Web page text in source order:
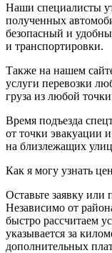
Наши специалисты
полученных
безопасный и
и транспортировки.
Также на нашем
услуги перевозки
груза из любой
Время подъезда
от точки эвакуации
на близлежащих
Как я могу узнать
Оставьте заявку или
Независимо от
быстро рассчитаем
указывается за
дополнительных